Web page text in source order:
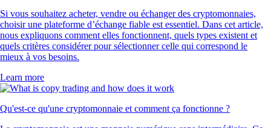
Si vous souhaitez acheter, vendre ou échanger des cryptomonnaies,
choisir une plateforme d’échange fiable est essentiel. Dans cet article,
nous expliquons comment elles fonctionnent, quels types existent et
quels critères considérer pour sélectionner celle qui correspond le
mieux à vos besoins.
Learn more
Qu'est-ce qu'une cryptomonnaie et comment ça fonctionne ?